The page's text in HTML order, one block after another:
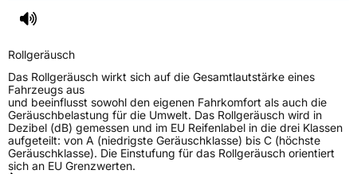
Rollgeräusch
Das Rollgeräusch wirkt sich auf die Gesamtlautstärke eines
Fahrzeugs aus
und beeinflusst sowohl den eigenen Fahrkomfort als auch die
Geräuschbelastung für die Umwelt. Das Rollgeräusch wird in
Dezibel (dB) gemessen und im EU Reifenlabel in die drei Klassen
aufgeteilt: von A (niedrigste Geräuschklasse) bis C (höchste
Geräuschklasse). Die Einstufung für das Rollgeräusch orientiert
sich an EU Grenzwerten.